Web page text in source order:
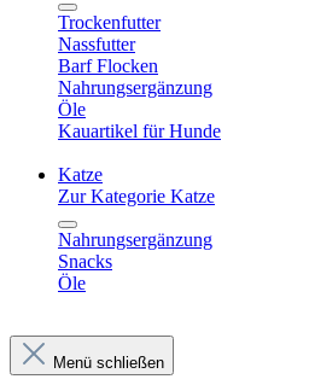
Trockenfutter
Nassfutter
Barf Flocken
Nahrungsergänzung
Öle
Kauartikel für Hunde
Katze
Zur Kategorie Katze
Nahrungsergänzung
Snacks
Öle
Menü schließen